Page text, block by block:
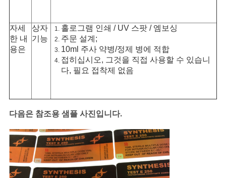
자세
한 내
용은
상자
기능
홀로그램 인쇄 / UV 스팟 / 엠보싱
주문 설계;
10ml 주사 약병/정제 병에 적합
접히십시오, 그것을 직접 사용할 수 있습니
다, 필요 접착제 없음
다음은 참조용 샘플 사진입니다.